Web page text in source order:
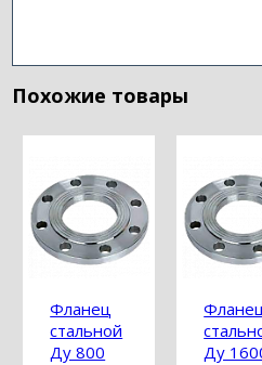
Похожие товары
Фланец
стальной
Ду 800
Ду